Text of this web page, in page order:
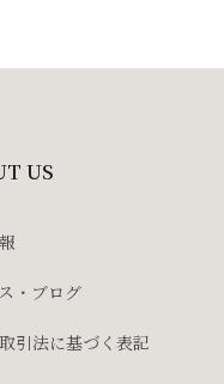
US
・ブログ
引法に基づく表記